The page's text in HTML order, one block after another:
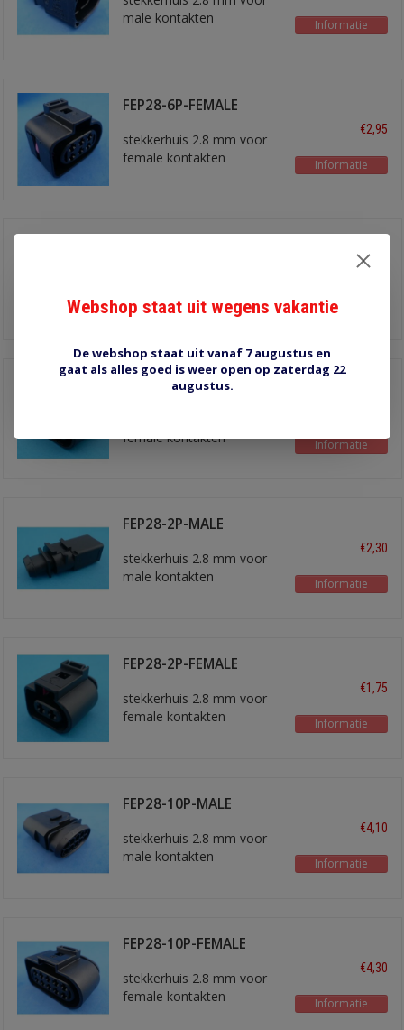
male kontakten
Informatie
FEP28-6P-FEMALE
stekkerhuis 2.8 mm voor
female kontakten
€2,95
Informatie
male kontakten
€2,15
Informatie
FEP28-4P-FEMALE
female kontakten
Informatie
FEP28-2P-MALE
stekkerhuis 2.8 mm voor
male kontakten
€2,30
Informatie
FEP28-2P-FEMALE
stekkerhuis 2.8 mm voor
female kontakten
€1,75
Informatie
FEP28-10P-MALE
stekkerhuis 2.8 mm voor
male kontakten
€4,10
Informatie
FEP28-10P-FEMALE
stekkerhuis 2.8 mm voor
female kontakten
€4,30
Informatie
Webshop staat uit wegens vakantie
De webshop staat uit vanaf 7 augustus en
gaat als alles goed is weer open op zaterdag 22
augustus.